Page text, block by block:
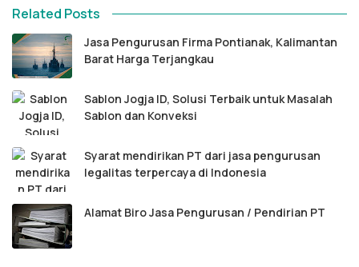
Related Posts
Jasa Pengurusan Firma Pontianak, Kalimantan
Barat Harga Terjangkau
Sablon Jogja ID, Solusi Terbaik untuk Masalah
Sablon dan Konveksi
Syarat mendirikan PT dari jasa pengurusan
legalitas terpercaya di Indonesia
Alamat Biro Jasa Pengurusan / Pendirian PT